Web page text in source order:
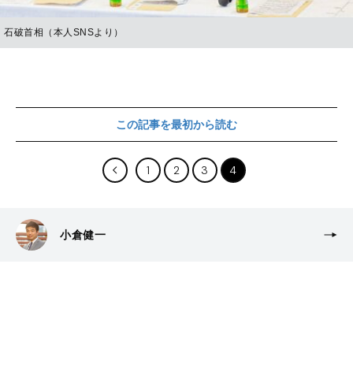
石破首相（本人SNSより）
この記事を最初から読む
1 2 3 4
小倉健一